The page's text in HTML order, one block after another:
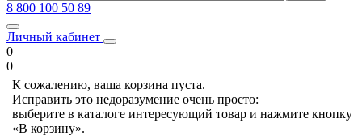
8 800 100 50 89
Личный кабинет
0
0
К сожалению, ваша корзина пуста.
Исправить это недоразумение очень просто:
выберите в каталоге интересующий товар и нажмите кнопку
«В корзину».